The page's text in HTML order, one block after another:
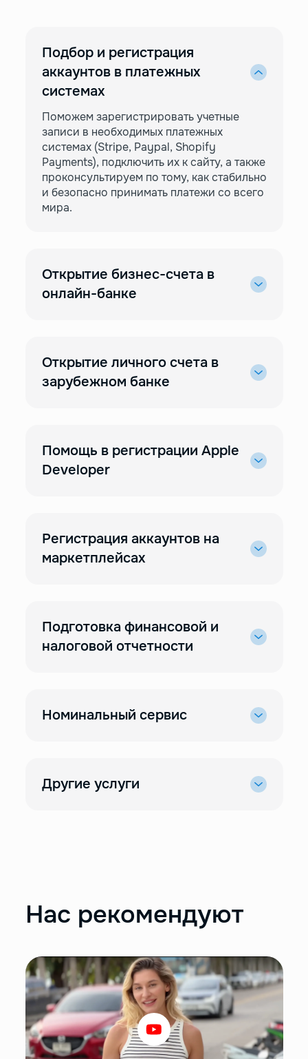
Подбор и регистрация
аккаунтов в платежных
системах
Поможем зарегистрировать учетные
записи в необходимых платежных
системах (Stripe, Paypal, Shopify
Payments), подключить их к сайту, а также
проконсультируем по тому, как стабильно
и безопасно принимать платежи со всего
мира.
Открытие бизнес-счета в
онлайн-банке
Открытие личного счета в
зарубежном банке
Помощь в регистрации Apple
Developer
Регистрация аккаунтов на
маркетплейсах
Подготовка финансовой и
налоговой отчетности
Номинальный сервис
Другие услуги
Нас рекомендуют